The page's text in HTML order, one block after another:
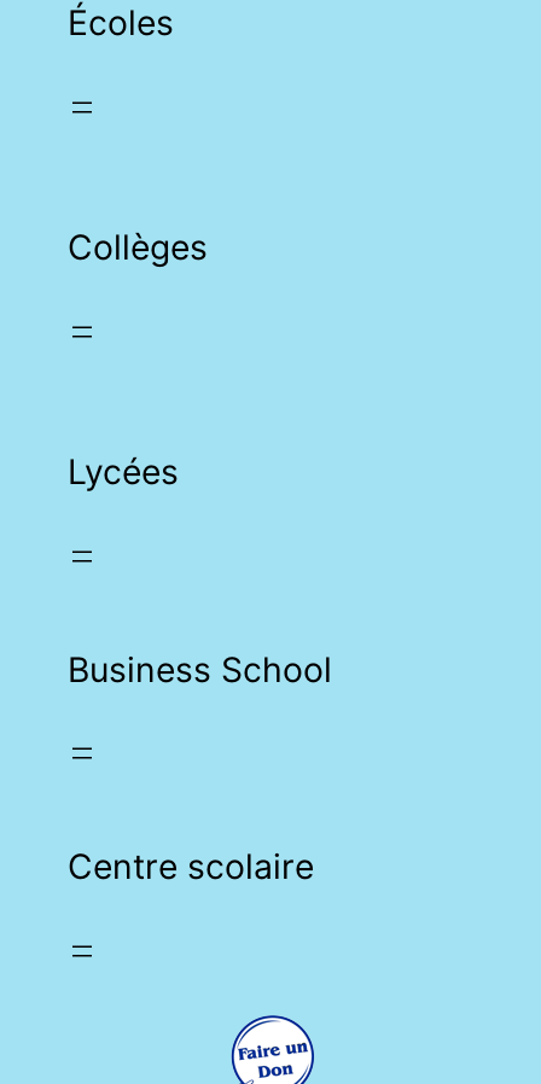
Écoles
Collèges
Lycées
Business School
Centre scolaire